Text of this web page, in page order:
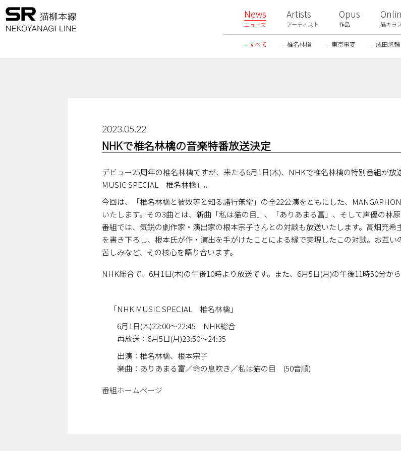
News
ニュース
Artists
アーティスト
Opus
作品 猫キヲ
すべて 椎名林檎 東京事変 成田悠輔
2023.05.22
NHKで椎名林檎の音楽特番放送決定
デビュー25周年の椎名林檎ですが、来たる6月1日(木)、NHKで椎名林檎の特別番組が
MUSIC SPECIAL 椎名林檎」。
今回は、「椎名林檎と彼奴等と知る諸行無常」の全22公演をともにした、
いたします。その3曲とは、新曲「私は猫の目」、「ありあまる富」、そして声優の林
番組では、気鋭の劇作家・演出家の根本宗子さんとの対談も放送いたします。高畑充
を書き下ろし、根本氏が作・演出を手がけたことによる縁で実現したこの対談。お互
苦しみなど、その核心を語り合います。
NHK総合で、6月1日(木)の午後10時より放送です。また、6月5日(月)の午後11時50分か
「NHK MUSIC SPECIAL 椎名林檎」
6月1日(木)22:00～22:45 NHK総合
再放送：6月5日(月)23:50～24:35
出演：椎名林檎、根本宗子
楽曲：ありあまる富／命の息吹き／私は猫の目 (50音順)
番組ホームページ